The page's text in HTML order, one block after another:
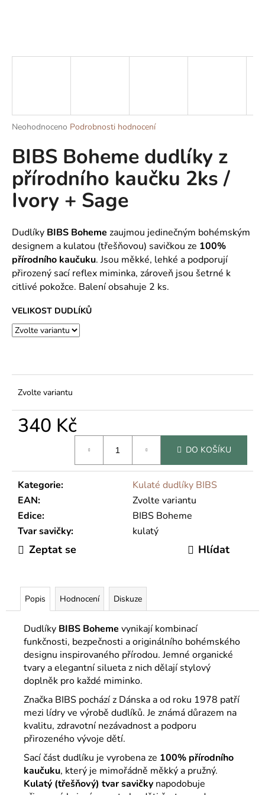
Průměrné
produktu
je
5
hvězdiček.
Neohodnoceno Podrobnosti hodnocení
BIBS Boheme dudlíky z
přírodního kaučku 2ks /
Ivory + Sage
Dudlíky BIBS Boheme zaujmou jedinečným bohémským
designem a kulatou (třešňovou) savičkou ze 100%
přírodního kaučuku. Jsou měkké, lehké a podporují
přirozený sací reflex miminka, zároveň jsou šetrné k
citlivé pokožce. Balení obsahuje 2 ks.
VELIKOST DUDLÍKŮ
Zvolte variantu
340 Kč
DO KOŠÍKU
Kategorie:
Kulaté dudlíky BIBS
EAN:
Zvolte variantu
Edice:
BIBS Boheme
Tvar savičky: kulatý
Zeptat se Hlídat
Popis Hodnocení Diskuze
Dudlíky BIBS Boheme vynikají kombinací
funkčnosti, bezpečnosti a originálního bohémského
designu inspirovaného přírodou. Jemné organické
tvary a elegantní silueta z nich dělají stylový
doplněk pro každé miminko.
Značka BIBS pochází z Dánska a od roku 1978 patří
mezi lídry ve výrobě dudlíků. Je známá důrazem na
kvalitu, zdravotní nezávadnost a podporu
přirozeného vývoje dětí.
Sací část dudlíku je vyrobena ze 100% přírodního
kaučuku, který je mimořádně měkký a pružný.
Kulatý (třešňový) tvarsavičky napodobuje
t
D
o
o
r
u
č
u
j
e
m
e